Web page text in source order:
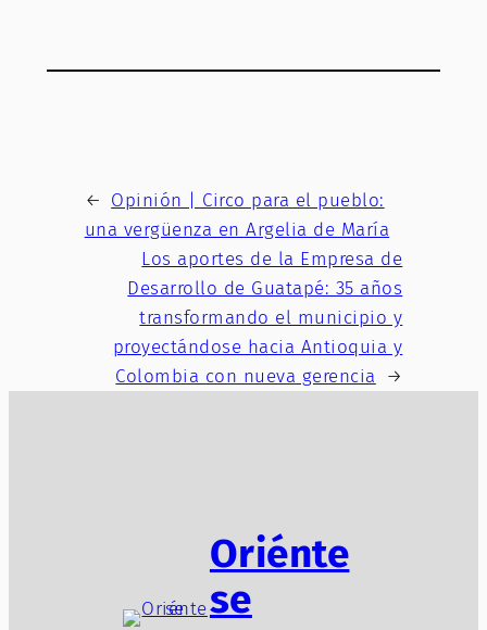
← Opinión | Circo para el pueblo:
una vergüenza en Argelia de María
Los aportes de la Empresa de
Desarrollo de Guatapé: 35 años
transformando el municipio y
proyectándose hacia Antioquia y
Colombia con nueva gerencia
→
Oriénte
se